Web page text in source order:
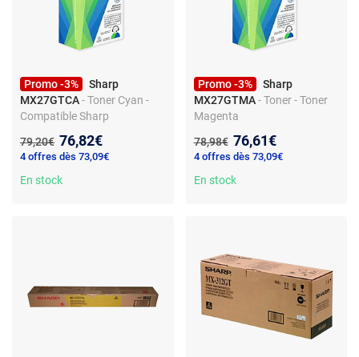
Promo -3%
Sharp
MX27GTCA- Toner Cyan -
Compatible Sharp
Ancien prix :
79,20€ Nouveau prix :
76,82€
4 offres dès 73,09€
En stock
Promo -3%
Sharp
MX27GTMA - Toner - Toner
Magenta
Ancien prix :
78,98€ Nouveau prix :
76,61€
4 offres dès 73,09€
En stock